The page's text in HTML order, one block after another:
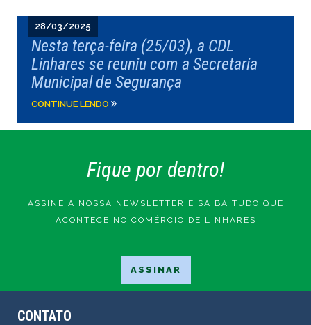
28/03/2025
Nesta terça-feira (25/03), a CDL
Linhares se reuniu com a Secretaria
Municipal de Segurança
CONTINUE LENDO
Fique por dentro!
ASSINE A NOSSA NEWSLETTER E SAIBA TUDO QUE
ACONTECE NO COMÉRCIO DE LINHARES
CONTATO